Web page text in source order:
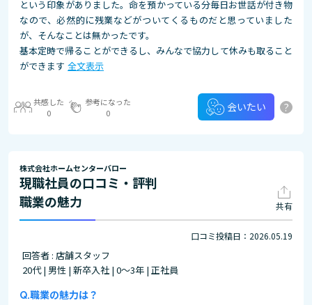
という印象がありました。命を預かっている分毎日お世話が付き物
なので、必然的に残業などがついてくるものだと思っていました
が、そんなことは無かったです。
基本定時で帰ることができるし、みんなで協力して休みも取ること
ができます 全文表示
共感した
0
参考になった
0
会いたい ?
株式会社ホームセンターバロー
現職社員の口コミ・評判
職業の魅力
共有
口コミ投稿日：2026.05.19
回答者 : 店舗スタッフ
20代 | 男性 | 新卒入社 | 0～3年 | 正社員
職業の魅力は？